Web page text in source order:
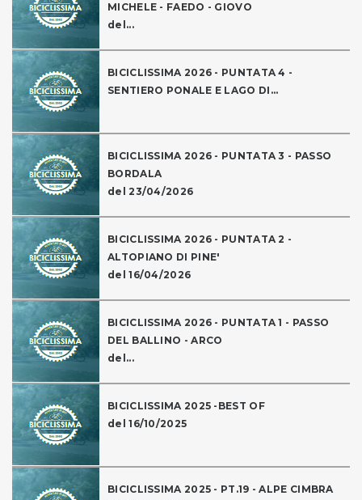
MICHELE - FAEDO - GIOVO
del...
BICICLISSIMA 2026 - PUNTATA 4 -
SENTIERO PONALE E LAGO DI...
BICICLISSIMA 2026 - PUNTATA 3 - PASSO
BORDALA
del 23/04/2026
BICICLISSIMA 2026 - PUNTATA 2 -
ALTOPIANO DI PINE'
del 16/04/2026
BICICLISSIMA 2026 - PUNTATA 1 - PASSO
DEL BALLINO - ARCO
del...
BICICLISSIMA 2025 -BEST OF
del 16/10/2025
BICICLISSIMA 2025 - PT.19 - ALPE CIMBRA